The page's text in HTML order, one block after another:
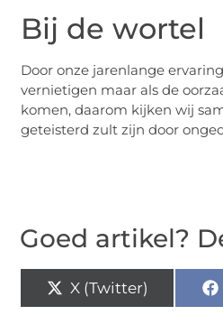
Bij de wortel
Door onze jarenlange
vernietigen maar als de
komen, daarom kijken wij
geteisterd zult zijn door
Goed artikel?
X (Twitter)